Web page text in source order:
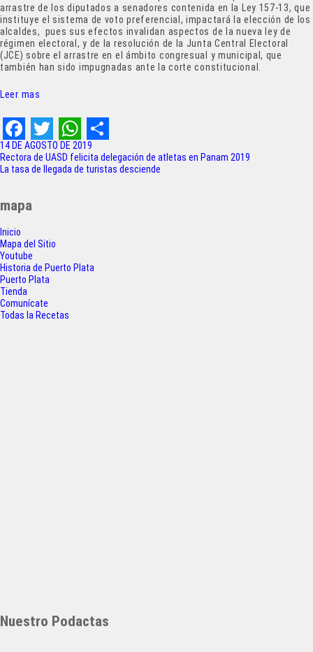
arrastre de los diputados a senadores contenida en la Ley 157-13, que
instituye el sistema de voto preferencial, impactará la elección de los
alcaldes, pues sus efectos invalidan aspectos de la nueva ley de
régimen electoral, y de la resolución de la Junta Central Electoral
(JCE) sobre el arrastre en el ámbito congresual y municipal, que
también han sido impugnadas ante la corte constitucional.
Leer mas
F
a
c
e
b
o
o
k
T
w
t
t
e
r
W
h
A
p
S
h
14 DE AGOSTO DE 2019
Navegación
de
Rectora de UASD felicita delegación de atletas en Panam 2019
La tasa de llegada de turistas desciende
mapa
Inicio
Mapa del Sitio
Youtube
Historia de Puerto Plata
Puerto Plata
Tienda
Comunícate
Todas la Recetas
Nuestro Podactas